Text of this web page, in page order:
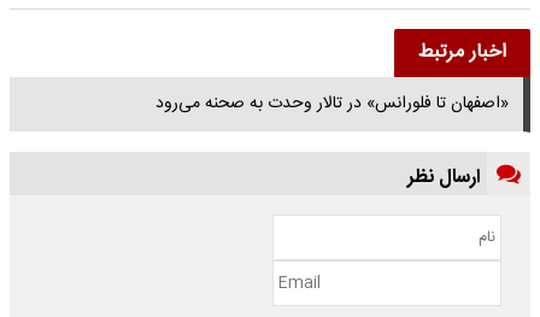
اخبار مرتبط
«اصفهان تا فلورانس» در تالار وحدت به صحنه می‌رود
ارسال نظر